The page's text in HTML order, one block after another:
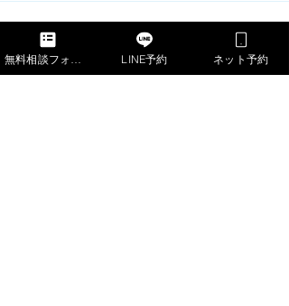
LINE予約 ネット予約